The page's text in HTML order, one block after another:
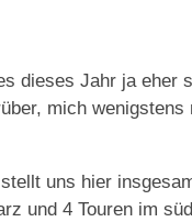
dieses Jahr ja eher
mich
uns hier
und 4 Touren im